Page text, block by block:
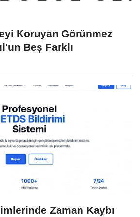
Koruyan Görünmez
Beş Farklı
Zaman Kaybı